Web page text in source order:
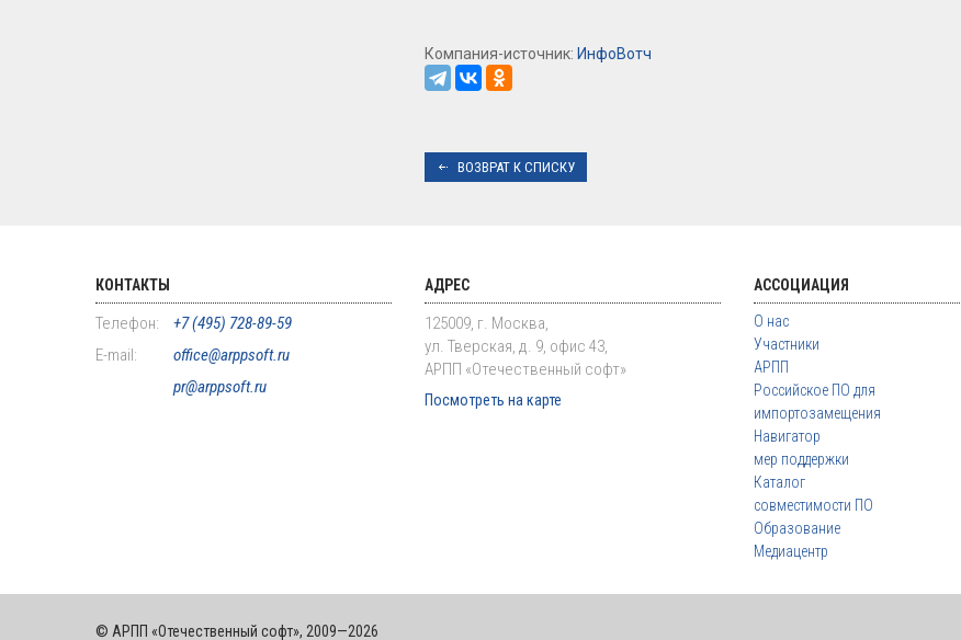
Компания-источник: ИнфоВотч
ВОЗВРАТ К СПИСКУ
КОНТАКТЫ
Телефон:
+7 (495) 728-89-59
E-mail:
office@arppsoft.ru
pr@arppsoft.ru
АДРЕС
125009, г. Москва,
ул. Тверская, д. 9, офис 43,
АРПП «Отечественный софт»
Посмотреть на карте
АССОЦИАЦИЯ
О нас
Участники
АРПП
Российское ПО для
импортозамещения
Навигатор
мер поддержки
Каталог
совместимости ПО
Образование
Медиацентр
© АРПП «Отечественный софт», 2009—2026